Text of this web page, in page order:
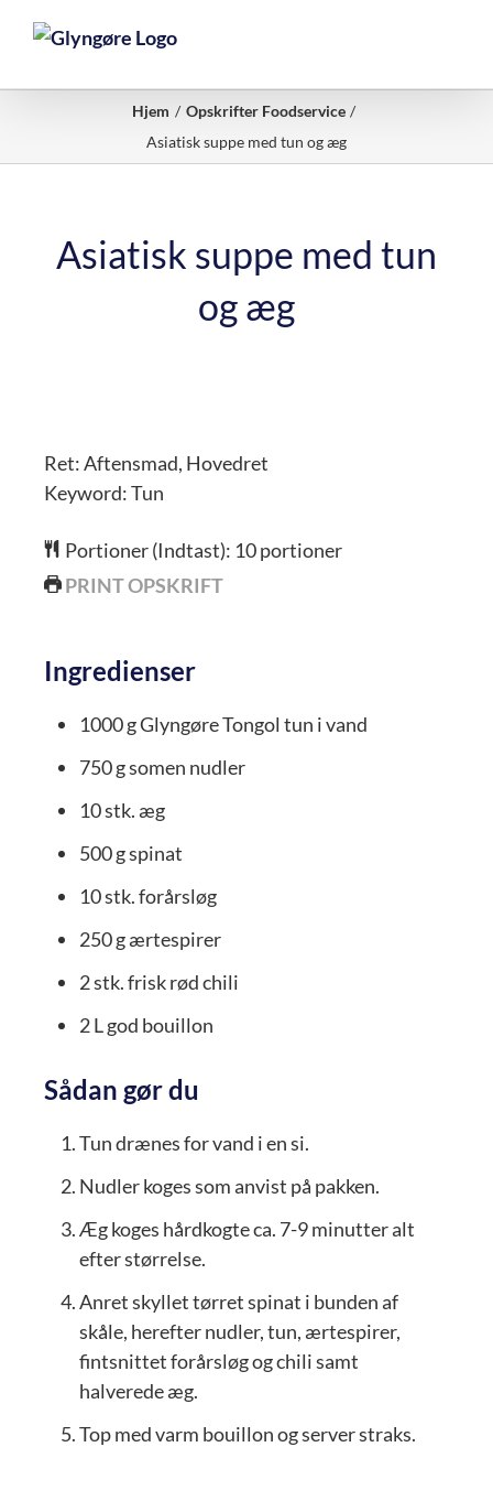
Hjem
Opskrifter Foodservice
Asiatisk suppe med tun og æg
Asiatisk suppe med tun
og æg
Ret:Aftensmad, Hovedret
Keyword:Tun
Portioner (Indtast): 10portioner
PRINT OPSKRIFT
Ingredienser
1000gGlyngøre Tongol tun i vand
750gsomen nudler
10stk.æg
500gspinat
10stk.forårsløg
250gærtespirer
2stk.frisk rød chili
2Lgod bouillon
Sådan gør du
Tun drænes for vand i en si.
Nudler koges som anvist på pakken.
Æg koges hårdkogte ca. 7-9 minutter alt
efter størrelse.
Anret skyllet tørret spinat i bunden af
skåle, herefter nudler, tun, ærtespirer,
fintsnittet forårsløg og chili samt
halverede æg.
Top med varm bouillon og server straks.